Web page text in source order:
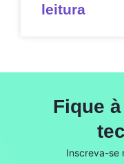
leitura
Fique
Inscreva-se